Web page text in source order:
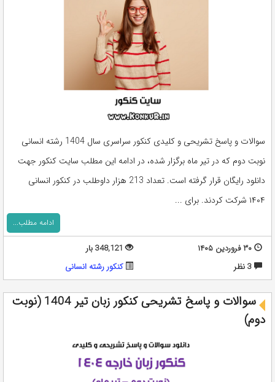
سوالات و پاسخ تشریحی و کلیدی کنکور سراسری سال 1404 رشته انسانی
نوبت دوم که در تیر ماه برگزار شده، در ادامه این مطلب سایت کنکور جهت
دانلود رایگان قرار گرفته است. تعداد 213 هزار داوطلب در کنکور انسانی
۱۴۰۴ شرکت کردند. برای ...
ادامه مطلب...
۳۰ فروردین ۱۴۰۵
348,121 بار
3 نظر
کنکور رشته انسانی
سوالات و پاسخ تشریحی کنکور زبان تیر 1404 (نوبت
دوم)